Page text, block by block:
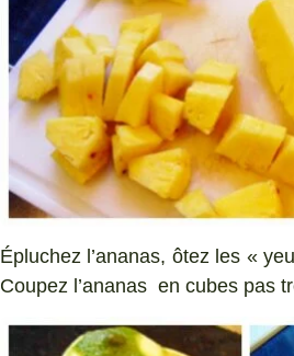
Épluchez l’ananas, ôtez les «
Coupez l’ananas en cubes pas